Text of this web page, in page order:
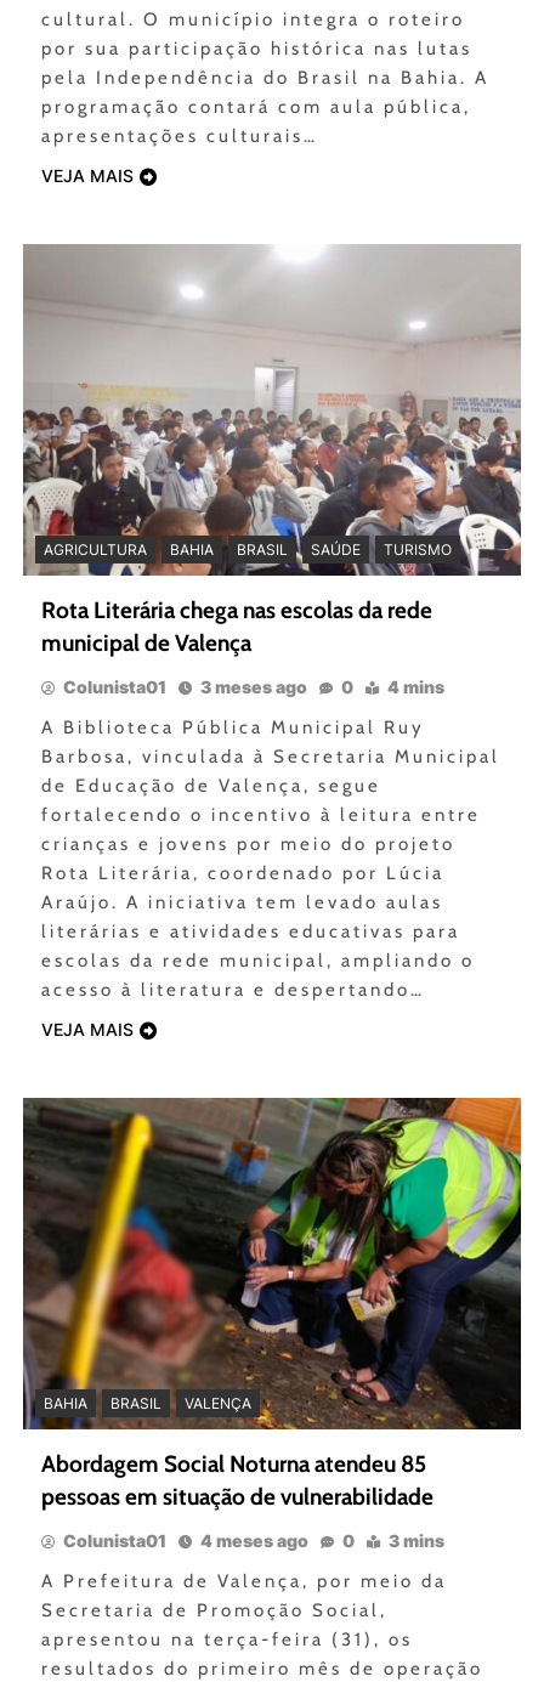
cultural. O município integra o roteiro
por sua participação histórica nas lutas
pela Independência do Brasil na Bahia. A
programação contará com aula pública,
apresentações culturais…
VEJA MAIS
AGRICULTURA BAHIA BRASIL SAÚDE TURISMO
Rota Literária chega nas escolas da rede
municipal de Valença
Colunista01 3 meses ago 0 4 mins
A Biblioteca Pública Municipal Ruy
Barbosa, vinculada à Secretaria Municipal
de Educação de Valença, segue
fortalecendo o incentivo à leitura entre
crianças e jovens por meio do projeto
Rota Literária, coordenado por Lúcia
Araújo. A iniciativa tem levado aulas
literárias e atividades educativas para
escolas da rede municipal, ampliando o
acesso à literatura e despertando…
VEJA MAIS
BAHIA BRASIL VALENÇA
Abordagem Social Noturna atendeu 85
pessoas em situação de vulnerabilidade
Colunista01 4 meses ago 0 3 mins
A Prefeitura de Valença, por meio da
Secretaria de Promoção Social,
apresentou na terça-feira (31), os
resultados do primeiro mês de operação